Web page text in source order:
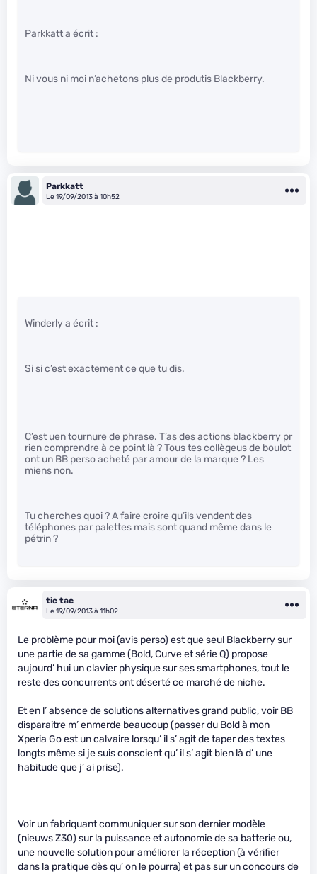
Parkkatt a écrit :
Ni vous ni moi n’achetons plus de produtis Blackberry.
Parkkatt
Le 19/09/2013 à 10h52
Winderly a écrit :
Si si c’est exactement ce que tu dis.
C’est uen tournure de phrase. T’as des actions blackberry pr
rien comprendre à ce point là ? Tous tes collègeus de boulot
ont un BB perso acheté par amour de la marque ? Les
miens non.
Tu cherches quoi ? A faire croire qu’ils vendent des
téléphones par palettes mais sont quand même dans le
pétrin ?
tic tac
Le 19/09/2013 à 11h02
Le problème pour moi (avis perso) est que seul Blackberry sur
une partie de sa gamme (Bold, Curve et série Q) propose
aujourd’ hui un clavier physique sur ses smartphones, tout le
reste des concurrents ont déserté ce marché de niche.
Et en l’ absence de solutions alternatives grand public, voir BB
disparaitre m’ enmerde beaucoup (passer du Bold à mon
Xperia Go est un calvaire lorsqu’ il s’ agit de taper des textes
longts même si je suis conscient qu’ il s’ agit bien là d’ une
habitude que j’ ai prise).
Voir un fabriquant communiquer sur son dernier modèle
(nieuws Z30) sur la puissance et autonomie de sa batterie ou,
une nouvelle solution pour améliorer la réception (à vérifier
dans la pratique dès qu’ on le pourra) et pas sur un concours de